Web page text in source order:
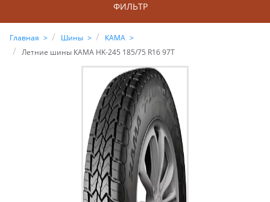
ФИЛЬТР
Главная Шины
КАМА
Летние шины КАМА HK-245 185/75 R16 97T